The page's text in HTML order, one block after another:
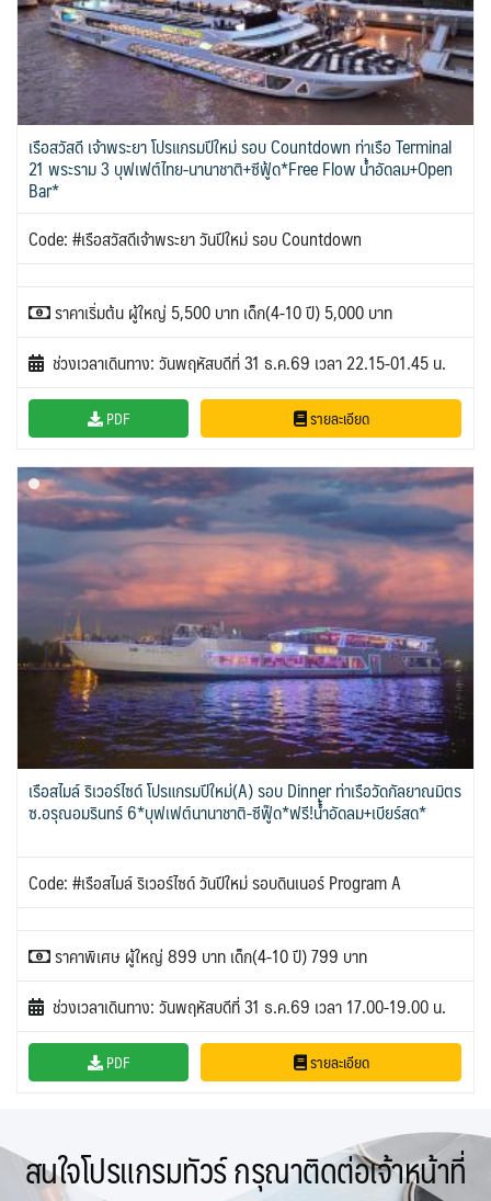
เรือสวัสดี เจ้าพระยา โปรแกรมปีใหม่ รอบ Countdown ท่าเรือ Terminal
21 พระราม 3 บุฟเฟต์ไทย-นานาชาติ+ซีฟู้ด*Free Flow น้ำอัดลม+Open
Bar*
Code: #เรือสวัสดีเจ้าพระยา วันปีใหม่ รอบ Countdown
ราคาเริ่มต้น ผู้ใหญ่ 5,500 บาท เด็ก(4-10 ปี) 5,000 บาท
ช่วงเวลาเดินทาง: วันพฤหัสบดีที่ 31 ธ.ค.69 เวลา 22.15-01.45 น.
PDF รายละเอียด
เรือสไมล์ ริเวอร์ไซด์ โปรแกรมปีใหม่(A) รอบ Dinner ท่าเรือวัดกัลยาณมิตร
ซ.อรุณอมรินทร์ 6*บุฟเฟต์นานาชาติ-ซีฟู๊ด*ฟรี!น้้ำอัดลม+เบียร์สด*
Code: #เรือสไมล์ ริเวอร์ไซด์ วันปีใหม่ รอบดินเนอร์ Program A
ราคาพิเศษ ผู้ใหญ่ 899 บาท เด็ก(4-10 ปี) 799 บาท
ช่วงเวลาเดินทาง: วันพฤหัสบดีที่ 31 ธ.ค.69 เวลา 17.00-19.00 น.
PDF รายละเอียด
สนใจโปรแกรมทัวร์ กรุณาติดต่อเจ้าหน้าที่